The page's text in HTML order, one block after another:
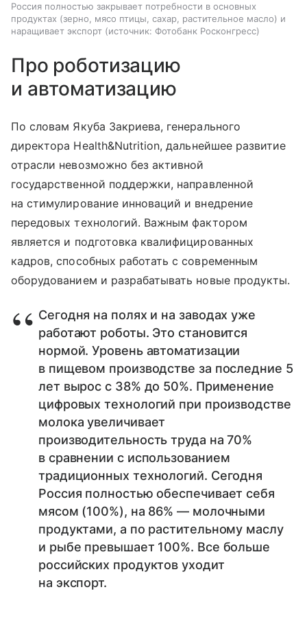
Россия полностью закрывает потребности в основных
продуктах (зерно, мясо птицы, сахар, растительное масло) и
наращивает экспорт
источник: Фотобанк Росконгресс
Про роботизацию
и автоматизацию
По словам Якуба Закриева, генерального
директора Health&Nutrition, дальнейшее развитие
отрасли невозможно без активной
государственной поддержки, направленной
на стимулирование инноваций и внедрение
передовых технологий. Важным фактором
является и подготовка квалифицированных
кадров, способных работать с современным
оборудованием и разрабатывать новые продукты.
Сегодня на полях и на заводах уже
работают роботы. Это становится
нормой. Уровень автоматизации
в пищевом производстве за последние 5
лет вырос с 38% до 50%. Применение
цифровых технологий при производстве
молока увеличивает
производительность труда на 70%
в сравнении с использованием
традиционных технологий. Сегодня
Россия полностью обеспечивает себя
мясом (100%), на 86% — молочными
продуктами, а по растительному маслу
и рыбе превышает 100%. Все больше
российских продуктов уходит
на экспорт.